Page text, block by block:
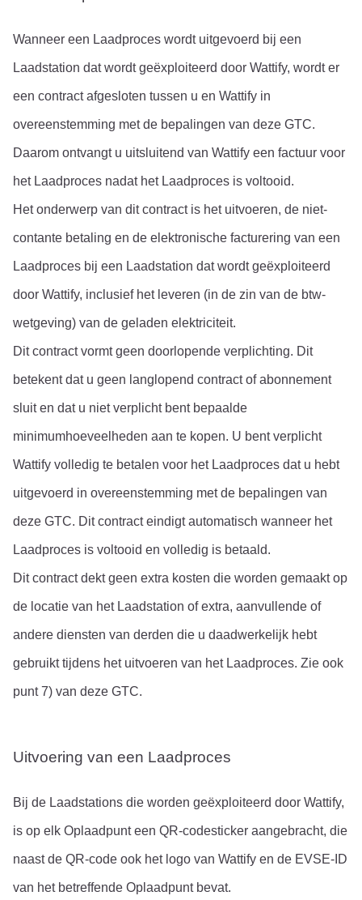
Wanneer een Laadproces wordt uitgevoerd bij een
Laadstation dat wordt geëxploiteerd door Wattify, wordt er
een contract afgesloten tussen u en Wattify in
overeenstemming met de bepalingen van deze GTC.
Daarom ontvangt u uitsluitend van Wattify een factuur voor
het Laadproces nadat het Laadproces is voltooid.
Het onderwerp van dit contract is het uitvoeren, de niet-
contante betaling en de elektronische facturering van een
Laadproces bij een Laadstation dat wordt geëxploiteerd
door Wattify, inclusief het leveren (in de zin van de btw-
wetgeving) van de geladen elektriciteit.
Dit contract vormt geen doorlopende verplichting. Dit
betekent dat u geen langlopend contract of abonnement
sluit en dat u niet verplicht bent bepaalde
minimumhoeveelheden aan te kopen. U bent verplicht
Wattify volledig te betalen voor het Laadproces dat u hebt
uitgevoerd in overeenstemming met de bepalingen van
deze GTC. Dit contract eindigt automatisch wanneer het
Laadproces is voltooid en volledig is betaald.
Dit contract dekt geen extra kosten die worden gemaakt op
de locatie van het Laadstation of extra, aanvullende of
andere diensten van derden die u daadwerkelijk hebt
gebruikt tijdens het uitvoeren van het Laadproces. Zie ook
punt 7) van deze GTC.
Uitvoering van een Laadproces
Bij de Laadstations die worden geëxploiteerd door Wattify,
is op elk Oplaadpunt een QR-codesticker aangebracht, die
naast de QR-code ook het logo van Wattify en de EVSE-ID
van het betreffende Oplaadpunt bevat.